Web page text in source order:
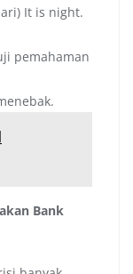
It is night.
pemahaman
Bank